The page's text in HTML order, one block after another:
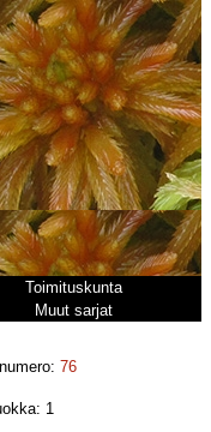
Toimituskunta
Muut sarjat
76
1